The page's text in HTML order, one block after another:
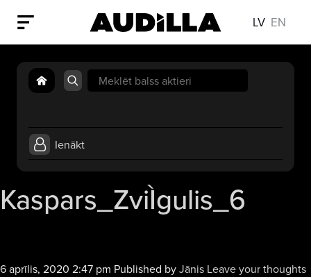
LV EN
Search
for:
Ienākt
Kaspars_ZviÌgulis_6
6 aprīlis, 2020 2:47 pm Published byJānis Leave your thoughts